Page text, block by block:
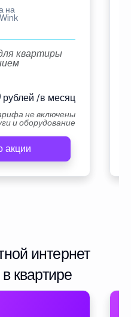
на
квартиры
рублей /в месяц
не включены
и оборудование
акции
интернет
квартире